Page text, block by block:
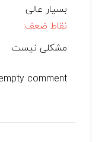
بسیار عالی
نقاط ضعف:
مشکلی نیست
comment